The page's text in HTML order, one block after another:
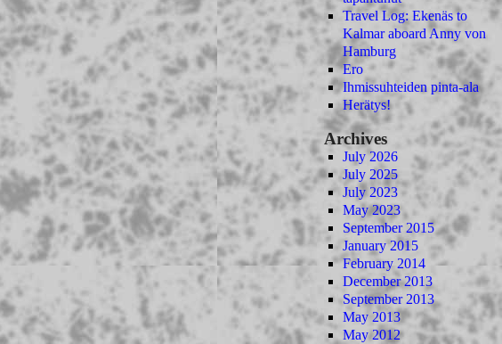
Travel Log: Ekenäs to
Kalmar aboard Anny von
Hamburg
Ero
Ihmissuhteiden pinta-ala
Herätys!
Archives
July 2026
July 2025
July 2023
May 2023
September 2015
January 2015
February 2014
December 2013
September 2013
May 2013
May 2012